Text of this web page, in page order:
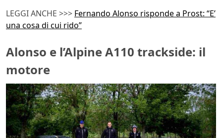
LEGGI ANCHE >>> Fernando Alonso risponde a Prost: “E’
una cosa di cui rido”
Alonso e l’Alpine A110 trackside: il
motore